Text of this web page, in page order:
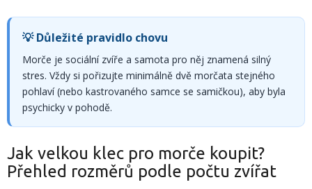
💡 Důležité pravidlo chovu
Morče je sociální zvíře a samota pro něj znamená silný
stres. Vždy si pořizujte minimálně dvě morčata stejného
pohlaví (nebo kastrovaného samce se samičkou), aby byla
psychicky v pohodě.
Jak velkou klec pro morče koupit?
Přehled rozměrů podle počtu zvířat